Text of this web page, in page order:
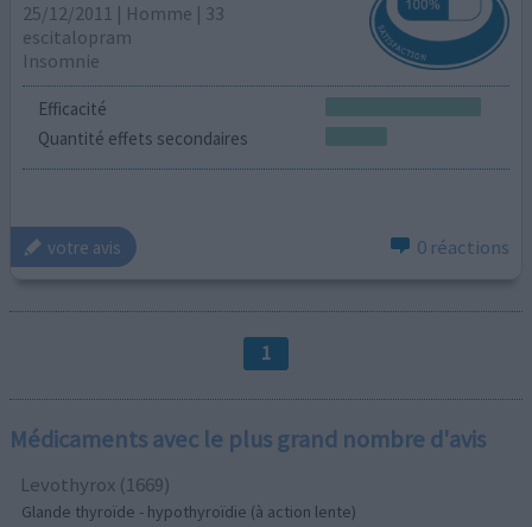
25/12/2011 | Homme | 33
escitalopram
Insomnie
Efficacité
Quantité effets secondaires
votre avis 0 réactions
1
Médicaments avec le plus grand nombre d'avis
Levothyrox (1669)
Glande thyroïde - hypothyroïdie (à action lente)